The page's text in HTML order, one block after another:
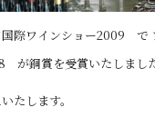
国際ワインショー2009
銅賞を受賞いたしました
たします。